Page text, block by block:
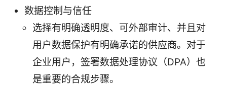
数据控制与信任
选择有明确透明度、可外部审计、并且对
用户数据保护有明确承诺的供应商。对于
企业用户，签署数据处理协议（DPA）也
是重要的合规步骤。